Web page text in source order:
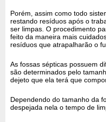
Porém, assim como todo
restando resíduos após o
ser limpas. O procedimento
feito da maneira mais
resíduos que atrapalharão o
As fossas sépticas possuem
são determinados pelo
dejeto que ela terá que
Dependendo do tamanho da
despejada nela o tempo de